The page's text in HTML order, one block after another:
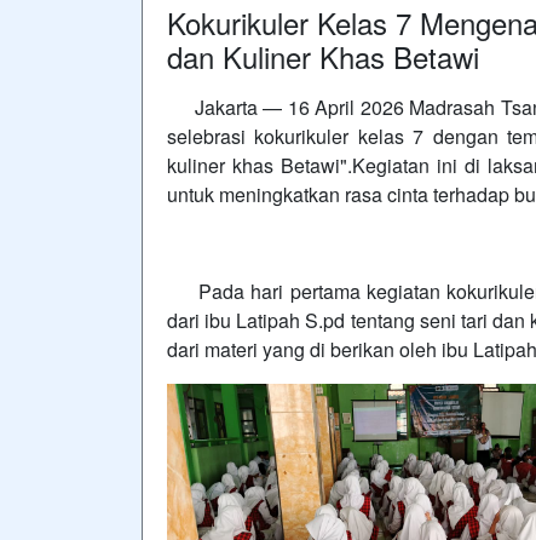
Kokurikuler Kelas 7
dan Kuliner Khas Betawi
Jakarta — 16 April 2026 Madrasah
selebrasi kokurikuler kelas 7 dengan
kuliner khas Betawi".Kegiatan ini di
untuk meningkatkan rasa cinta terhadap
Pada hari pertama kegiatan
dari ibu Latipah S.pd tentang seni tari
dari materi yang di berikan oleh ibu